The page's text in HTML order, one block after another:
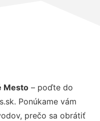
Mesto – poďte do
Ponúkame vám
prečo sa obrátiť